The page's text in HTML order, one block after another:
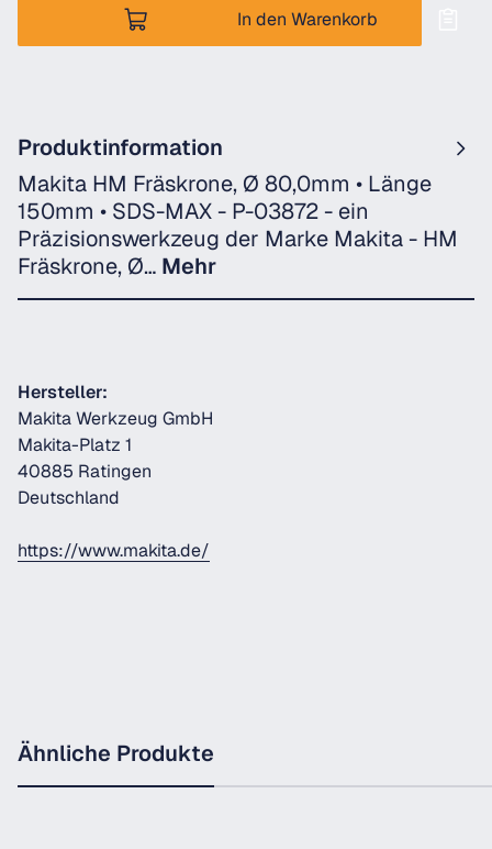
In den Warenkorb
Produktinformation
Makita HM Fräskrone, Ø 80,0mm • Länge
150mm • SDS-MAX - P-03872 - ein
Präzisionswerkzeug der Marke Makita - HM
Fräskrone, Ø… Mehr
Hersteller:
Makita Werkzeug GmbH
Makita-Platz 1
40885 Ratingen
Deutschland
https://www.makita.de/
Ähnliche Produkte